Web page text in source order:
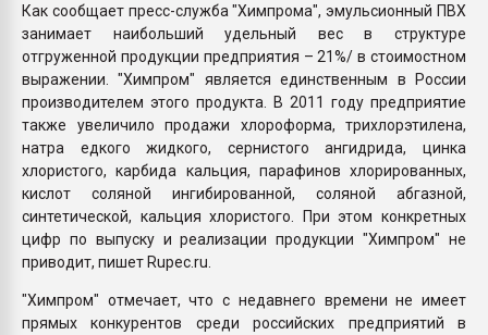
Как сообщает пресс-служба "Химпрома", эмульсионный ПВХ
занимает наибольший удельный вес в структуре
отгруженной продукции предприятия – 21%/ в стоимостном
выражении. "Химпром" является единственным в России
производителем этого продукта. В 2011 году предприятие
также увеличило продажи хлороформа, трихлорэтилена,
натра едкого жидкого, сернистого ангидрида, цинка
хлористого, карбида кальция, парафинов хлорированных,
кислот соляной ингибированной, соляной абгазной,
синтетической, кальция хлористого. При этом конкретных
цифр по выпуску и реализации продукции "Химпром" не
приводит, пишет Rupec.ru.
"Химпром" отмечает, что с недавнего времени не имеет
прямых конкурентов среди российских предприятий в